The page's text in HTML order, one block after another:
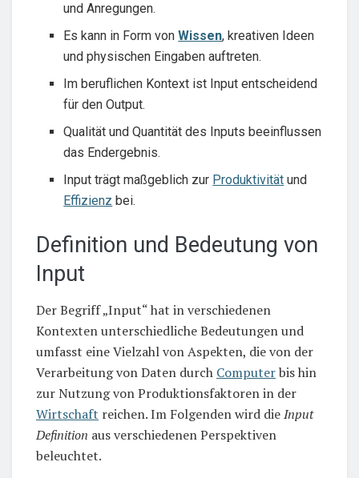
und Anregungen.
Es kann in Form vonWissen, kreativen Ideen
und physischen Eingaben auftreten.
Im beruflichen Kontext ist Input entscheidend
für den Output.
Qualität und Quantität des Inputs beeinflussen
das Endergebnis.
Input trägt maßgeblich zur Produktivität und
Effizienz bei.
Definition und Bedeutung von
Input
Der Begriff „Input“ hat in verschiedenen
Kontexten unterschiedliche Bedeutungen und
umfasst eine Vielzahl von Aspekten, die von der
Verarbeitung von Daten durch Computerbis hin
zur Nutzung von Produktionsfaktoren in der
Wirtschaft reichen. Im Folgenden wird dieInput
Definition aus verschiedenen Perspektiven
beleuchtet.